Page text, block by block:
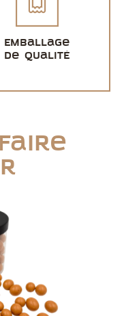
Emballage
de qualité